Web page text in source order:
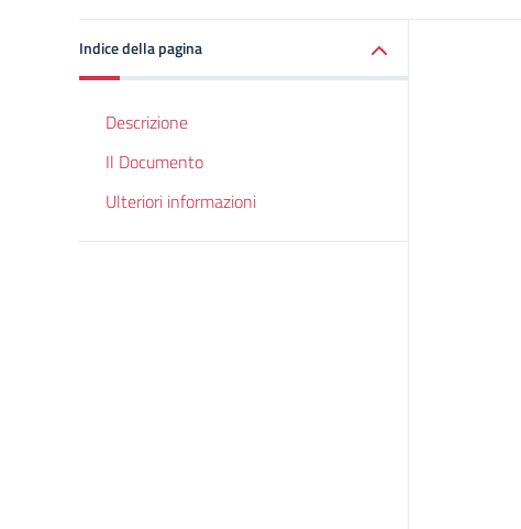
Indice della pagina
Descrizione
Il Documento
Ulteriori informazioni